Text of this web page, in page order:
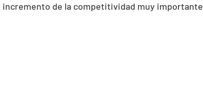
incremento de la competitividad muy importante.